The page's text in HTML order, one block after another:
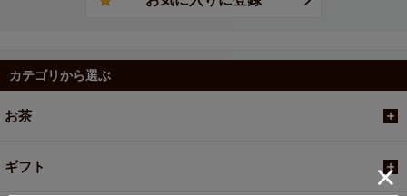
カテゴリから選ぶ
お茶
ギフト